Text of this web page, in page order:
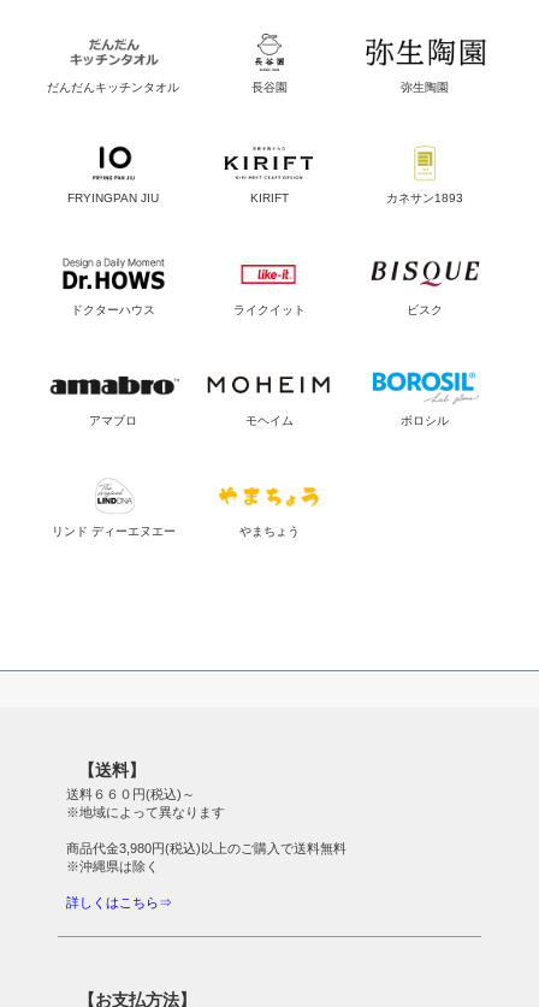
だんだんキッチンタオル 長谷園 弥生陶園
FRYINGPAN JIU KIRIFT カネサン1893
ドクターハウス ライクイット ビスク
アマブロ モヘイム ボロシル
リンド ディーエヌエー やまちょう
【送料】
送料６６０円(税込)～
※地域によって異なります
商品代金3,980円(税込)以上のご購入で送料無料
※沖縄県は除く
詳しくはこちら⇒
【お支払方法】